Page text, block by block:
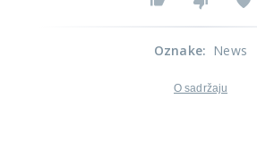
Oznake: News
O sadržaju